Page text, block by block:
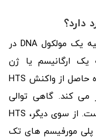
دارد؟
روش سنگر هم اکنون برای توالی یابی اولیه یک مولکول DNA در
یک ارگانیسم یا ژن
استفاده می شود. خوانش های نسبتا کوتاه حاصل از واکنش HTS
می کند. گاهی توالی
سنجی سنگر برای تایید نتایج HTS نیاز است. از سوی دیگر، HTS
پلی مورفیسم های تک